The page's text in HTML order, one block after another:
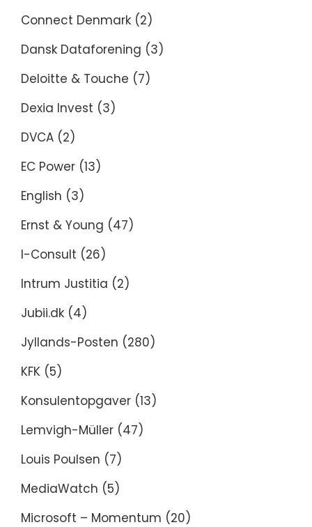
Connect Denmark (2)
Dansk Dataforening (3)
Deloitte & Touche (7)
Dexia Invest (3)
DVCA (2)
EC Power (13)
English (3)
Ernst & Young (47)
I-Consult (26)
Intrum Justitia (2)
Jubii.dk (4)
Jyllands-Posten (280)
KFK (5)
Konsulentopgaver (13)
Lemvigh-Müller (47)
Louis Poulsen (7)
MediaWatch (5)
Microsoft – Momentum (20)